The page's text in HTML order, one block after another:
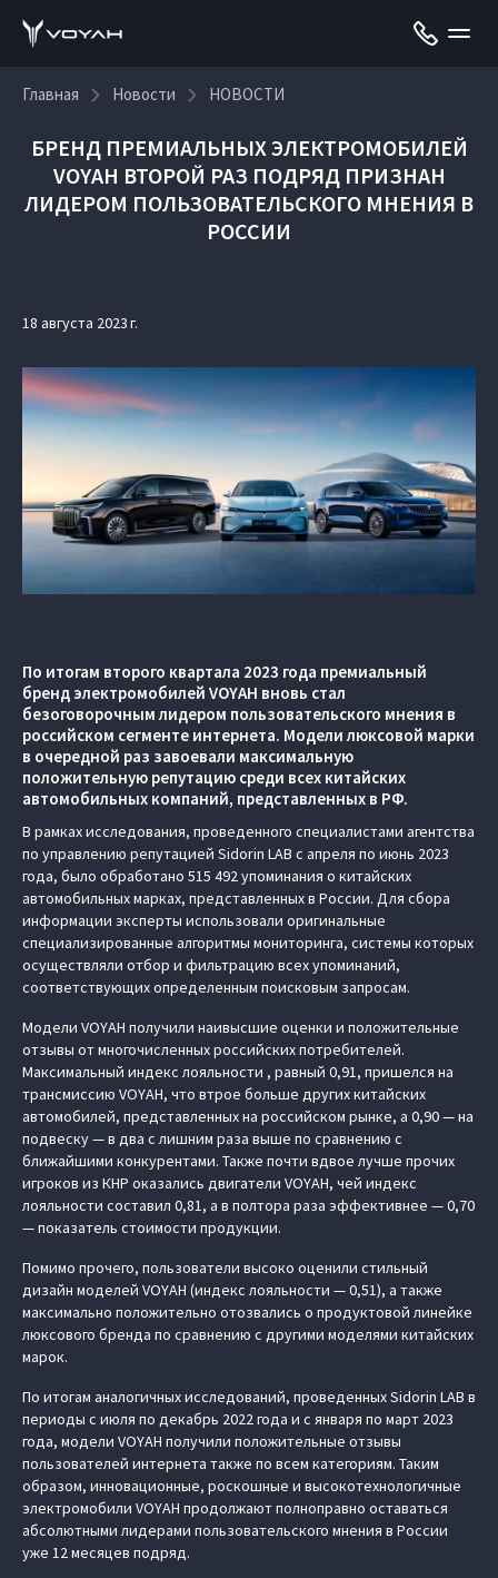
Главная Новости НОВОСТИ
БРЕНД ПРЕМИАЛЬНЫХ ЭЛЕКТРОМОБИЛЕЙ
VOYAH ВТОРОЙ РАЗ ПОДРЯД ПРИЗНАН
ЛИДЕРОМ ПОЛЬЗОВАТЕЛЬСКОГО МНЕНИЯ В
РОССИИ
18 августа 2023 г.
По итогам второго квартала 2023 года премиальный
бренд электромобилей VOYAH вновь стал
безоговорочным лидером пользовательского мнения в
российском сегменте интернета. Модели люксовой марки
в очередной раз завоевали максимальную
положительную репутацию среди всех китайских
автомобильных компаний, представленных в РФ.
В рамках исследования, проведенного специалистами агентства
по управлению репутацией Sidorin LAB с апреля по июнь 2023
года, было обработано 515 492 упоминания о китайских
автомобильных марках, представленных в России. Для сбора
информации эксперты использовали оригинальные
специализированные алгоритмы мониторинга, системы которых
осуществляли отбор и фильтрацию всех упоминаний,
соответствующих определенным поисковым запросам.
Модели VOYAH получили наивысшие оценки и положительные
отзывы от многочисленных российских потребителей.
Максимальный индекс лояльности , равный 0,91, пришелся на
трансмиссию VOYAH, что втрое больше других китайских
автомобилей, представленных на российском рынке, а 0,90 — на
подвеску — в два с лишним раза выше по сравнению с
ближайшими конкурентами. Также почти вдвое лучше прочих
игроков из КНР оказались двигатели VOYAH, чей индекс
лояльности составил 0,81, а в полтора раза эффективнее — 0,70
— показатель стоимости продукции.
Помимо прочего, пользователи высоко оценили стильный
дизайн моделей VOYAH (индекс лояльности — 0,51), а также
максимально положительно отозвались о продуктовой линейке
люксового бренда по сравнению с другими моделями китайских
марок.
По итогам аналогичных исследований, проведенных Sidorin LAB в
периоды с июля по декабрь 2022 года и с января по март 2023
года, модели VOYAH получили положительные отзывы
пользователей интернета также по всем категориям. Таким
образом, инновационные, роскошные и высокотехнологичные
электромобили VOYAH продолжают полноправно оставаться
абсолютными лидерами пользовательского мнения в России
уже 12 месяцев подряд.